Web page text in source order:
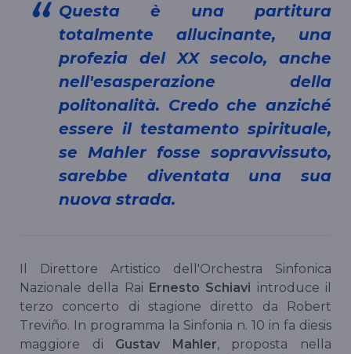
Questa è una partitura
totalmente allucinante, una
profezia del XX secolo, anche
nell'esasperazione della
politonalità. Credo che anziché
essere il testamento spirituale,
se Mahler fosse sopravvissuto,
sarebbe diventata una sua
nuova strada.
Il Direttore Artistico dell'Orchestra Sinfonica
Nazionale della Rai Ernesto Schiavi introduce il
terzo concerto di stagione diretto da Robert
Treviño. In programma la Sinfonia n. 10 in fa diesis
maggiore di Gustav Mahler, proposta nella